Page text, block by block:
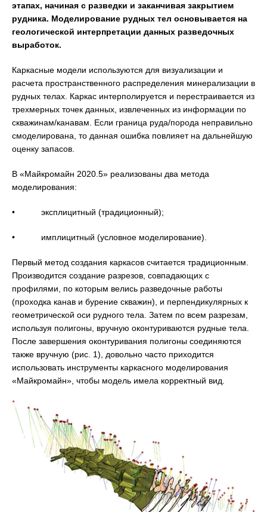
этапах, начиная с разведки и заканчивая закрытием
рудника. Моделирование рудных тел основывается на
геологической интерпретации данных разведочных
выработок.
Каркасные модели используются для визуализации и
расчета пространственного распределения минерализации в
рудных телах. Каркас интерполируется и перестраивается из
трехмерных точек данных, извлеченных из информации по
скважинам/канавам. Если граница руда/порода неправильно
смоделирована, то данная ошибка повлияет на дальнейшую
оценку запасов.
В «Майкромайн 2020.5» реализованы два метода
моделирования:
• эксплицитный (традиционный);
• имплицитный (условное моделирование).
Первый метод создания каркасов считается традиционным.
Производится создание разрезов, совпадающих с
профилями, по которым велись разведочные работы
(проходка канав и бурение скважин), и перпендикулярных к
геометрической оси рудного тела. Затем по всем разрезам,
используя полигоны, вручную оконтуриваются рудные тела.
После завершения оконтуривания полигоны соединяются
также вручную (рис. 1), довольно часто приходится
использовать инструменты каркасного моделирования
«Майкромайн», чтобы модель имела корректный вид.